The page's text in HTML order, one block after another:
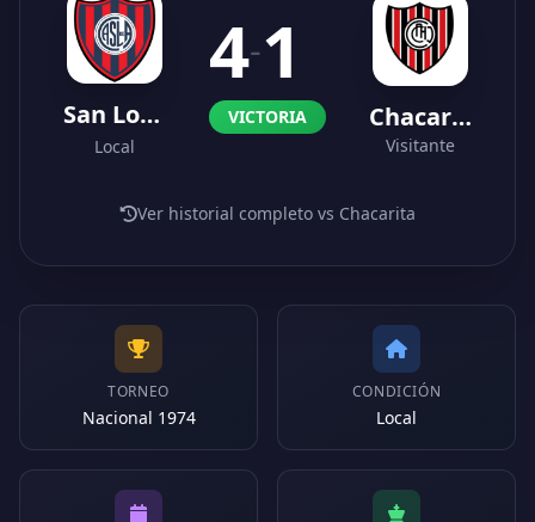
San Lorenzo
Local
4-1
VICTORIA Chacarita
Visitante
Ver historial completo vs Chacarita
TORNEO
Nacional 1974
CONDICIÓN
Local